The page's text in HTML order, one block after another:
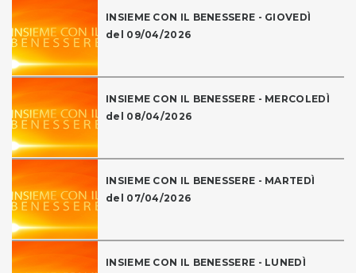
INSIEME CON IL BENESSERE - GIOVEDÌ
del 09/04/2026
INSIEME CON IL BENESSERE - MERCOLEDÌ
del 08/04/2026
INSIEME CON IL BENESSERE - MARTEDÌ
del 07/04/2026
INSIEME CON IL BENESSERE - LUNEDÌ